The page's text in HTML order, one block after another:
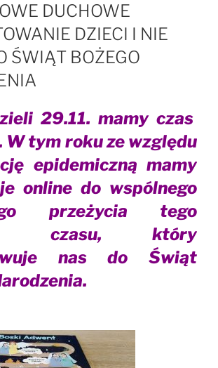
DUCHOWE
DZIECI I NIE
ŚWIĄT BOŻEGO
29.11. mamy czas
W tym roku ze względu
epidemiczną mamy
online do wspólnego
przeżycia tego
czasu, który
nas do Świąt